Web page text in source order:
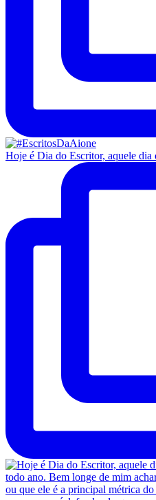
Hoje é Dia do Escritor, aquele dia